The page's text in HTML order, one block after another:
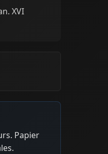
XVI
Papier